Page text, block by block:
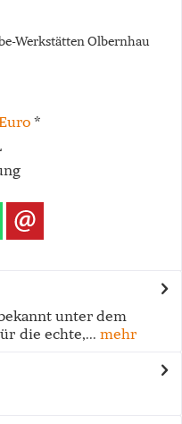
Werkstätten Olbernhau
*
unter dem
die echte,... mehr